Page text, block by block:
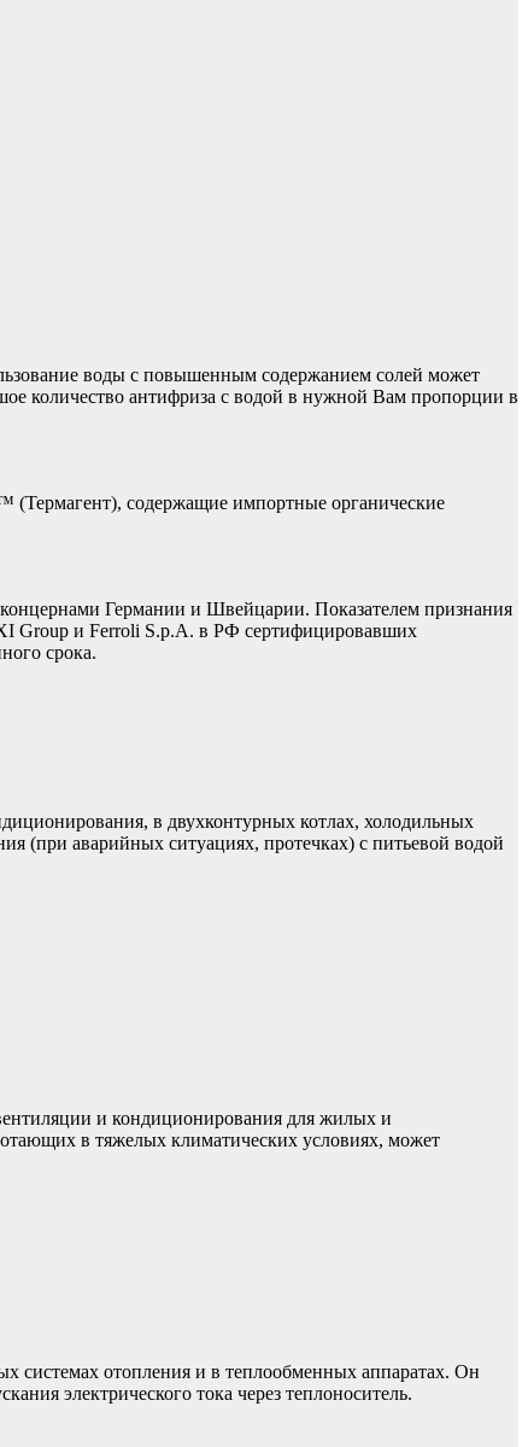
воды с повышенным содержанием солей может
количество антифриза с водой в нужной Вам пропорции в
(Термагент), содержащие импортные органические
Германии и Швейцарии. Показателем признания
Group и Ferroli S.p.A. в РФ сертифицировавших
срока.
в двухконтурных котлах, холодильных
(при аварийных ситуациях, протечках) с питьевой водой
и кондиционирования для жилых и
в тяжелых климатических условиях, может
системах отопления и в теплообменных аппаратах. Он
электрического тока через теплоноситель.